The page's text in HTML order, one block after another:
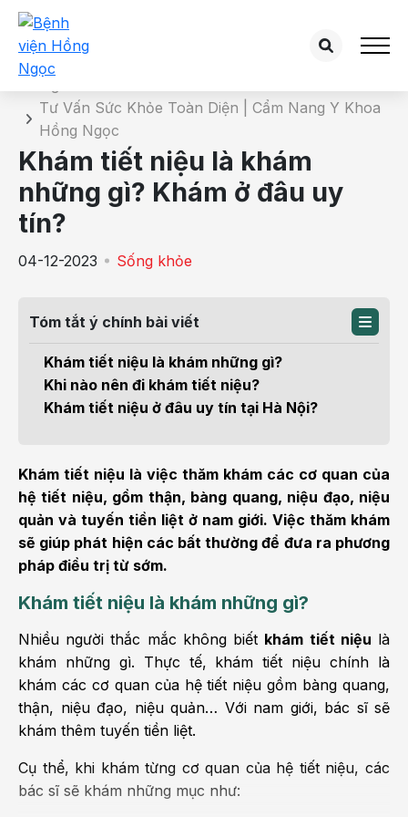
Chi tiết bài tư vấn
Tư Vấn Sức Khỏe Toàn Diện | Cẩm Nang Y Khoa
Hồng Ngọc
Khám tiết niệu là khám
những gì? Khám ở đâu uy
tín?
04-12-2023 Sống khỏe
Tóm tắt ý chính bài viết
Khám tiết niệu là khám những gì?
Khi nào nên đi khám tiết niệu?
Khám tiết niệu ở đâu uy tín tại Hà Nội?
Khám tiết niệu là việc thăm khám các cơ quan của
hệ tiết niệu, gồm thận, bàng quang, niệu đạo, niệu
quản và tuyến tiền liệt ở nam giới. Việc thăm khám
sẽ giúp phát hiện các bất thường để đưa ra phương
pháp điều trị từ sớm.
Khám tiết niệu là khám những gì?
Nhiều người thắc mắc không biết khám tiết niệu là
khám những gì. Thực tế, khám tiết niệu chính là
khám các cơ quan của hệ tiết niệu gồm bàng quang,
thận, niệu đạo, niệu quản… Với nam giới, bác sĩ sẽ
khám thêm tuyến tiền liệt.
Cụ thể, khi khám từng cơ quan của hệ tiết niệu, các
bác sĩ sẽ khám những mục như: